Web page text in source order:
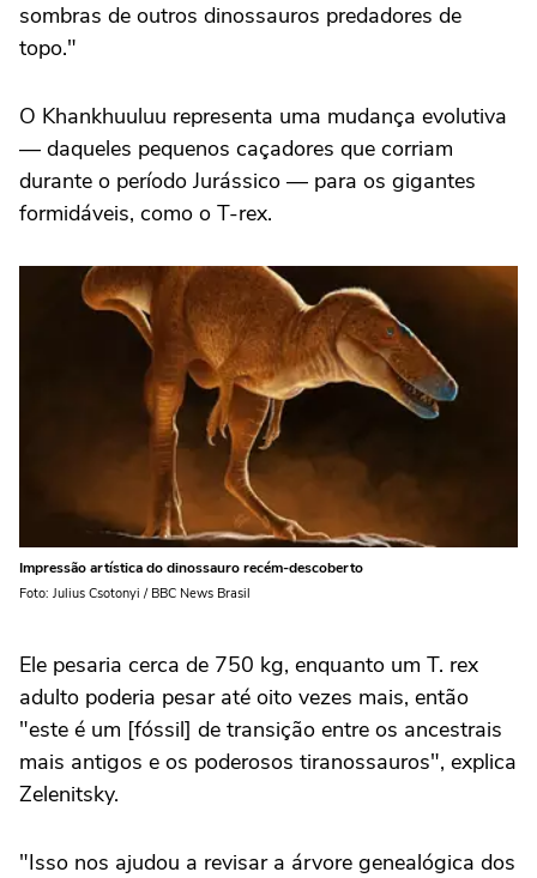
sombras de outros dinossauros predadores de
topo."
O Khankhuuluu representa uma mudança evolutiva
— daqueles pequenos caçadores que corriam
durante o período Jurássico — para os gigantes
formidáveis, como o T-rex.
Impressão artística do dinossauro recém-descoberto
Foto: Julius Csotonyi / BBC News Brasil
Ele pesaria cerca de 750 kg, enquanto um T. rex
adulto poderia pesar até oito vezes mais, então
"este é um [fóssil] de transição entre os ancestrais
mais antigos e os poderosos tiranossauros", explica
Zelenitsky.
"Isso nos ajudou a revisar a árvore genealógica dos